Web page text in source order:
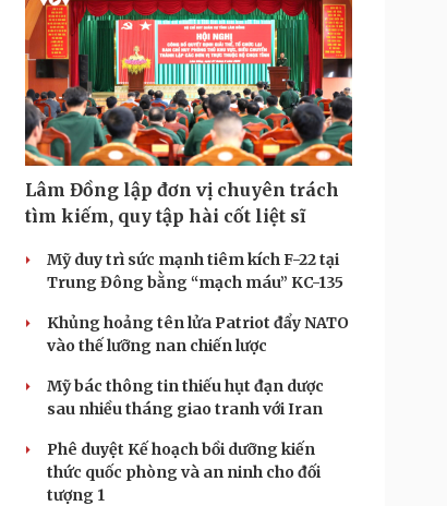
Lâm Đồng lập đơn vị chuyên trách
tìm kiếm, quy tập hài cốt liệt sĩ
Mỹ duy trì sức mạnh tiêm kích F-22 tại
Trung Đông bằng “mạch máu” KC-135
Khủng hoảng tên lửa Patriot đẩy NATO
vào thế lưỡng nan chiến lược
Mỹ bác thông tin thiếu hụt đạn dược
sau nhiều tháng giao tranh với Iran
Phê duyệt Kế hoạch bồi dưỡng kiến
thức quốc phòng và an ninh cho đối
tượng 1